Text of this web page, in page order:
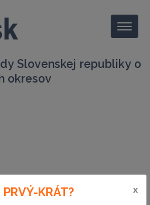
Menu
Slovenskej republiky o
okresov
KRÁT? x